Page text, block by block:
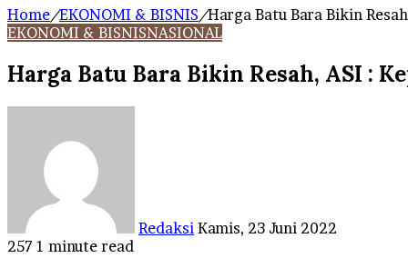
Home/EKONOMI & BISNIS/Harga Batu Bara Bikin
EKONOMI & BISNISNASIONAL
Harga Batu Bara Bikin Resah, ASI :
Redaksi Kamis, 23 Juni 2022
257 1 minute read